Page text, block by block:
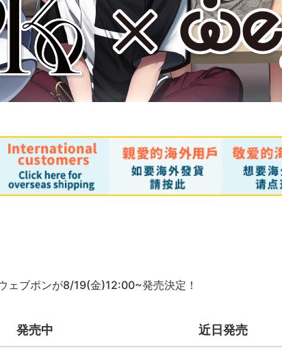
ェブポンが8/19(金)12:00~発売決定！
発売中 近日発売